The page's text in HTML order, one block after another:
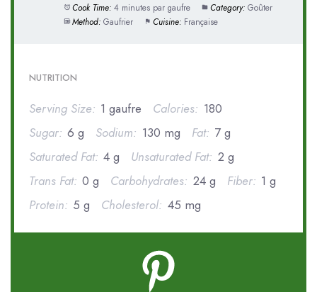
Cook Time: 4 minutes par gaufre Category: Goûter
Method: Gaufrier Cuisine: Française
NUTRITION
Serving Size: 1 gaufre Calories: 180
Sugar: 6 g Sodium: 130 mg Fat: 7 g
Saturated Fat: 4 g Unsaturated Fat: 2 g
Trans Fat: 0 g Carbohydrates: 24 g Fiber: 1 g
Protein: 5 g Cholesterol: 45 mg